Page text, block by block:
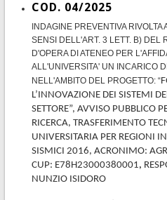
COD. 04/2025
INDAGINE PREVENTIVA
SENSI DELL'ART. 3 LETT. B) DEL
D'OPERA DI ATENEO PER
ALL'UNIVERSITA' UN INCARICO
NELL'AMBITO DEL PROGETTO: “
L’INNOVAZIONE DEI SISTEMI
SETTORE”, AVVISO PUBBLICO
RICERCA, TRASFERIMENTO
UNIVERSITARIA PER REGIONI
SISMICI 2016, ACRONIMO:
CUP: E78H23000380001,
NUNZIO ISIDORO